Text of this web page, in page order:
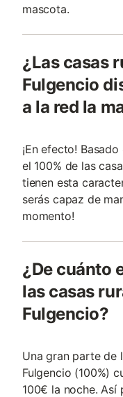
mascota.
¿Las casas
Fulgencio
a la red la
¡En efecto!
el 100% de las
tienen esta
serás capaz de
momento!
¿De cuánto
las casas
Fulgencio?
Una gran parte de
Fulgencio (100%)
100€ la noche. Así